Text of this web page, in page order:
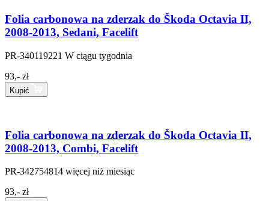
Folia carbonowa na zderzak do Škoda Octavia II,
2008-2013, Sedani, Facelift
PR-340119221 W ciągu tygodnia
93,- zł
Kupić
Folia carbonowa na zderzak do Škoda Octavia II,
2008-2013, Combi, Facelift
PR-342754814 więcej niż miesiąc
93,- zł